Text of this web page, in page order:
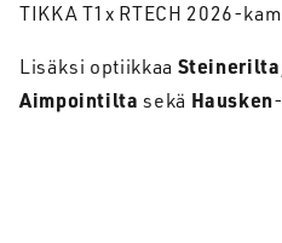
TIKKA T1x RTECH 2026-
Lisäksi optiikkaa
Aimpointilta sekä Hausken